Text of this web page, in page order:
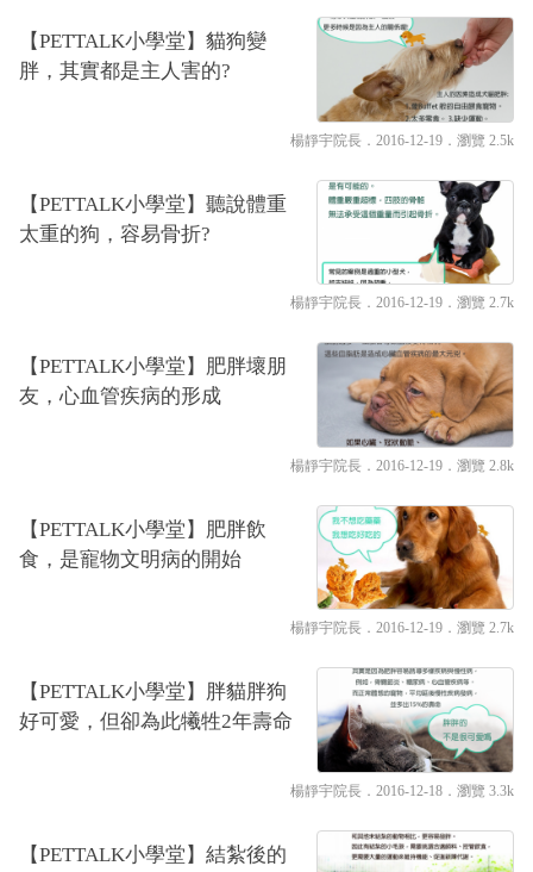
【PETTALK小學堂】貓狗變
胖，其實都是主人害的?
楊靜宇院長 ．2016-12-19． 瀏覽 2.5k
【PETTALK小學堂】聽說體重
太重的狗，容易骨折?
楊靜宇院長 ．2016-12-19． 瀏覽 2.7k
【PETTALK小學堂】肥胖壞朋
友，心血管疾病的形成
楊靜宇院長 ．2016-12-19． 瀏覽 2.8k
【PETTALK小學堂】肥胖飲
食，是寵物文明病的開始
楊靜宇院長 ．2016-12-19． 瀏覽 2.7k
【PETTALK小學堂】胖貓胖狗
好可愛，但卻為此犧牲2年壽命
楊靜宇院長 ．2016-12-18． 瀏覽 3.3k
【PETTALK小學堂】結紮後的